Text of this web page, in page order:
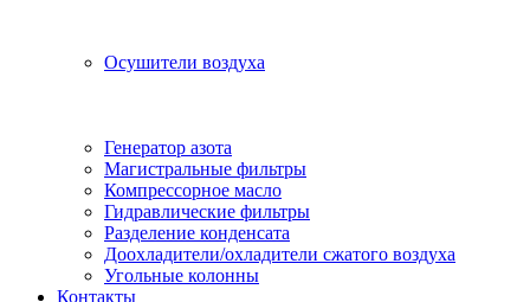
Осушители воздуха
Генератор азота
Магистральные фильтры
Компрессорное масло
Гидравлические фильтры
Разделение конденсата
Доохладители/охладители сжатого воздуха
Угольные колонны
Контакты